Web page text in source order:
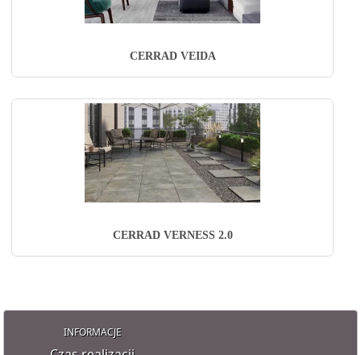
CERRAD VEIDA
CERRAD VERNESS 2.0
INFORMACJE